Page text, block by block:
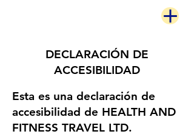
DECLARACIÓN DE
ACCESIBILIDAD
Esta es una declaración de
accesibilidad de HEALTH AND
FITNESS TRAVEL LTD.